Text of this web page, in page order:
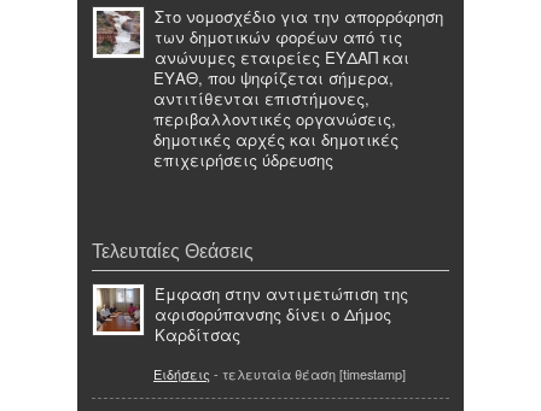
Στο νομοσχέδιο για την απορρόφηση
των δημοτικών φορέων από τις
ανώνυμες εταιρείες ΕΥΔΑΠ και
ΕΥΑΘ, που ψηφίζεται σήμερα,
αντιτίθενται επιστήμονες,
περιβαλλοντικές οργανώσεις,
δημοτικές αρχές και δημοτικές
επιχειρήσεις ύδρευσης
Τελευταίες Θεάσεις
Έμφαση στην αντιμετώπιση της
αφισορύπανσης δίνει ο Δήμος
Καρδίτσας
Ειδήσεις - τελευταία θέαση [timestamp]